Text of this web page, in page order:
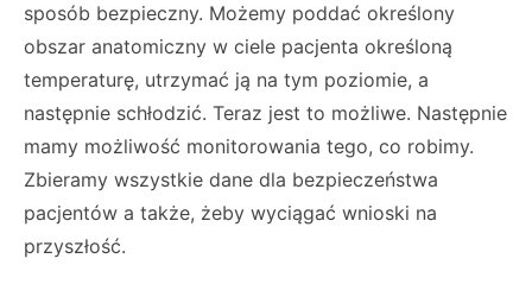
sposób bezpieczny. Możemy poddać określony
obszar anatomiczny w ciele pacjenta określoną
temperaturę, utrzymać ją na tym poziomie, a
następnie schłodzić. Teraz jest to możliwe. Następnie
mamy możliwość monitorowania tego, co robimy.
Zbieramy wszystkie dane dla bezpieczeństwa
pacjentów a także, żeby wyciągać wnioski na
przyszłość.